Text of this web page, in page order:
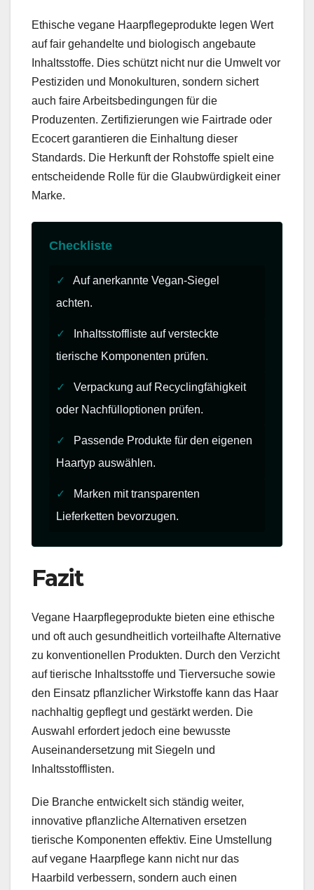
Ethische vegane Haarpflegeprodukte legen Wert
auf fair gehandelte und biologisch angebaute
Inhaltsstoffe. Dies schützt nicht nur die Umwelt vor
Pestiziden und Monokulturen, sondern sichert
auch faire Arbeitsbedingungen für die
Produzenten. Zertifizierungen wie Fairtrade oder
Ecocert garantieren die Einhaltung dieser
Standards. Die Herkunft der Rohstoffe spielt eine
entscheidende Rolle für die Glaubwürdigkeit einer
Marke.
Checkliste
✓
Auf anerkannte Vegan-Siegel
achten.
✓
Inhaltsstoffliste auf versteckte
tierische Komponenten prüfen.
✓
Verpackung auf Recyclingfähigkeit
oder Nachfülloptionen prüfen.
✓
Passende Produkte für den eigenen
Haartyp auswählen.
✓
Marken mit transparenten
Lieferketten bevorzugen.
Fazit
Vegane Haarpflegeprodukte bieten eine ethische
und oft auch gesundheitlich vorteilhafte Alternative
zu konventionellen Produkten. Durch den Verzicht
auf tierische Inhaltsstoffe und Tierversuche sowie
den Einsatz pflanzlicher Wirkstoffe kann das Haar
nachhaltig gepflegt und gestärkt werden. Die
Auswahl erfordert jedoch eine bewusste
Auseinandersetzung mit Siegeln und
Inhaltsstofflisten.
Die Branche entwickelt sich ständig weiter,
innovative pflanzliche Alternativen ersetzen
tierische Komponenten effektiv. Eine Umstellung
auf vegane Haarpflege kann nicht nur das
Haarbild verbessern, sondern auch einen